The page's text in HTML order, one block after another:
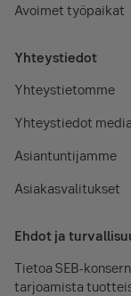
Avoimet työpaikat
Yhteystiedot
Yhteystietomme
Yhteystiedot
Asiantuntijamme
Asiakasvalitukset
Ehdot ja
Tietoa SEB-
tarjoamista